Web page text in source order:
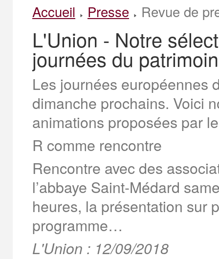
Accueil Presse Revue de
L'Union - Notre
journées du
Les journées européennes
dimanche prochains. Voici
animations proposées par
R comme rencontre
Rencontre avec des
l’abbaye Saint-Médard
heures, la présentation sur
programme…
L'Union : 12/09/2018